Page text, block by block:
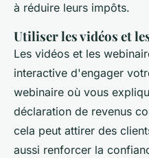
à réduire leurs impôts.
Utiliser les vidéos et
Les vidéos et les
interactive d'engager
webinaire où vous
déclaration de revenus
cela peut attirer des
aussi renforcer la